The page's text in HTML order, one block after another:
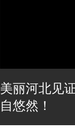
美丽河北见
自悠然！